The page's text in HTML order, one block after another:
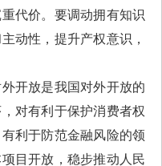
代价。要调动拥有知识
动性，提升产权意识，
开放是我国对外开放的
对有利于保护消费者权
利于防范金融风险的领
目开放，稳步推动人民